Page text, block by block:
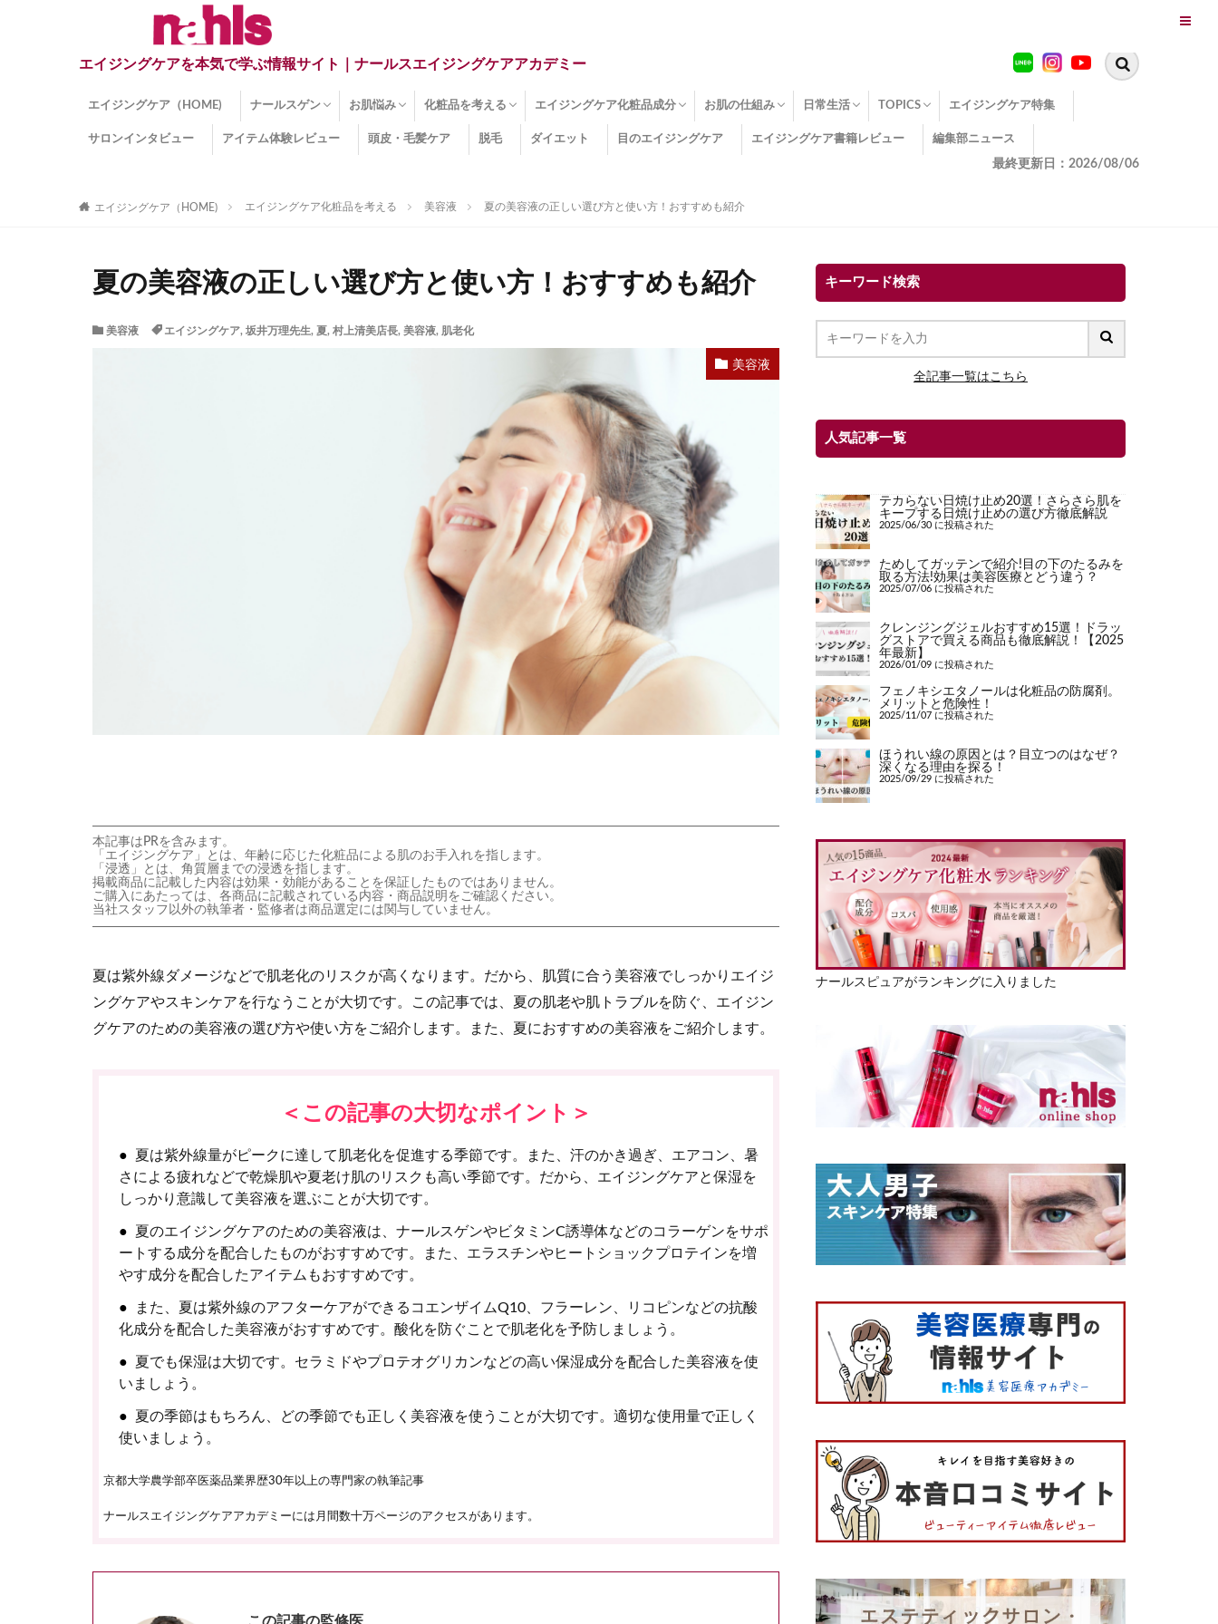
エイジングケアを本気で学ぶ情報サイト｜ナールスエイジングケアアカデミー
エイジングケア（HOME) ナールスゲン
ナールスゲンとは？
ナールスゲン関連成分
お肌悩み
インナードライ肌
くすみ
目の下のクマ
しみ
しわ
顔・頭皮のたるみ
ほうれい線
毛穴
手荒れ
乾燥肌
敏感肌
紫外線ダメージ
薄毛
その他のお肌悩み
化粧品を考える
エイジングケア化粧品
化粧水
美容液
保湿クリーム
酵素洗顔
ハンドクリーム
フェイスマスク
ほうれい線化粧品
コラーゲン化粧品
メイク化粧品
洗顔・クレンジング
オールインワン化粧品
その他の化粧品
エイジングケア化粧品成分
エイジングケア化粧品(成分)
セラミド
ネオダーミル
プロテオグリカン
ビタミンC誘導体
コラーゲン
その他の化粧品成分
お肌の仕組み
エイジング
ターンオーバー
皮下組織
表皮
真皮
表皮常在菌
女性ホルモン
その他
日常生活
糖化
便秘
TOPICS
エイジングケア TOPICS
コラーゲンサプリの効果
エイジングケアクイズ
季節別のエイジングケア
幸福とエイジングケア
温活でアンチエイジング
イオン導入
エイジングケア3つのポイント
エイジングケアセミナー
エイジングケアトピックス
動画でみるエイジングケア
エイジングケア特集
サロンインタビュー アイテム体験レビュー 頭皮・毛髪ケア 脱毛 ダイエット 目のエイジングケア エイジングケア書籍レビュー 編集部ニュース
最終更新日：2026/08/06
エイジングケア（HOME) エイジングケア化粧品を考える 美容液 夏の美容液の正しい選び方と使い方！おすすめも紹介
夏の美容液の正しい選び方と使い方！おすすめも紹介
美容液 エイジングケア, 坂井万理先生, 夏, 村上清美店長, 美容液, 肌老化
美容液
本記事はPRを含みます。
「エイジングケア」とは、年齢に応じた化粧品による肌のお手入れを指します。
「浸透」とは、角質層までの浸透を指します。
掲載商品に記載した内容は効果・効能があることを保証したものではありません。
ご購入にあたっては、各商品に記載されている内容・商品説明をご確認ください。
当社スタッフ以外の執筆者・監修者は商品選定には関与していません。
夏は紫外線ダメージなどで肌老化のリスクが高くなります。だから、肌質に合う美容液でしっかりエイジ
ングケアやスキンケアを行なうことが大切です。この記事では、夏の肌老や肌トラブルを防ぐ、エイジン
グケアのための美容液の選び方や使い方をご紹介します。また、夏におすすめの美容液をご紹介します。
＜この記事の大切なポイント＞
夏は紫外線量がピークに達して肌老化を促進する季節です。また、汗のかき過ぎ、エアコン、暑
さによる疲れなどで乾燥肌や夏老け肌のリスクも高い季節です。だから、エイジングケアと保湿を
しっかり意識して美容液を選ぶことが大切です。
夏のエイジングケアのための美容液は、ナールスゲンやビタミンC誘導体などのコラーゲンをサポ
ートする成分を配合したものがおすすめです。また、エラスチンやヒートショックプロテインを増
やす成分を配合したアイテムもおすすめです。
また、夏は紫外線のアフターケアができるコエンザイムQ10、フラーレン、リコピンなどの抗酸
化成分を配合した美容液がおすすめです。酸化を防ぐことで肌老化を予防しましょう。
夏でも保湿は大切です。セラミドやプロテオグリカンなどの高い保湿成分を配合した美容液を使
いましょう。
夏の季節はもちろん、どの季節でも正しく美容液を使うことが大切です。適切な使用量で正しく
使いましょう。
京都大学農学部卒医薬品業界歴30年以上の専門家の執筆記事
ナールスエイジングケアアカデミーには月間数十万ページのアクセスがあります。
キーワード検索
全記事一覧はこちら
人気記事一覧
テカらない日焼け止め20選！さらさら肌を
キープする日焼け止めの選び方徹底解説
2025/06/30 に投稿された
ためしてガッテンで紹介!目の下のたるみを
取る方法!効果は美容医療とどう違う？
2025/07/06 に投稿された
クレンジングジェルおすすめ15選！ドラッ
グストアで買える商品も徹底解説！【2025
年最新】
2026/01/09 に投稿された
フェノキシエタノールは化粧品の防腐剤。
メリットと危険性！
2025/11/07 に投稿された
ほうれい線の原因とは？目立つのはなぜ？
深くなる理由を探る！
2025/09/29 に投稿された
ナールスピュアがランキングに入りました